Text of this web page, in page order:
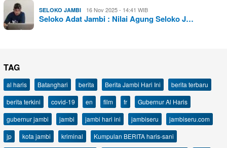
SELOKO JAMBI 16 Nov 2025 - 14:41 WIB
Seloko Adat Jambi : Nilai Agung Seloko J…
TAG
al haris Batanghari berita Berita Jambi Hari Ini
berita terbaru
berita terkini
covid-19 en film fr
Gubernur Al Haris
gubernur jambi
jambi jambi hari ini jambiseru
jambiseru.com
jp
kota jambi kriminal
Kumpulan BERITA haris-sani